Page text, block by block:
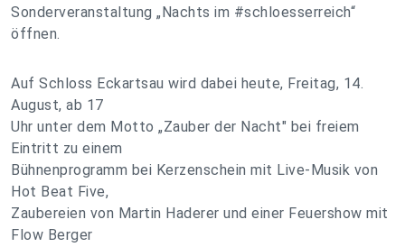
Sonderveranstaltung „Nachts im #schloesserreich“
öffnen.
Auf Schloss Eckartsau wird dabei heute, Freitag, 14.
August, ab 17
Uhr unter dem Motto „Zauber der Nacht" bei freiem
Eintritt zu einem
Bühnenprogramm bei Kerzenschein mit Live-Musik von
Hot Beat Five,
Zaubereien von Martin Haderer und einer Feuershow mit
Flow Berger